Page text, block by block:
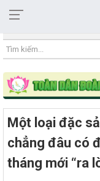
11:13:24 09/08/2026
Một loại đặc
chẳng đâu có
tháng mới “ra